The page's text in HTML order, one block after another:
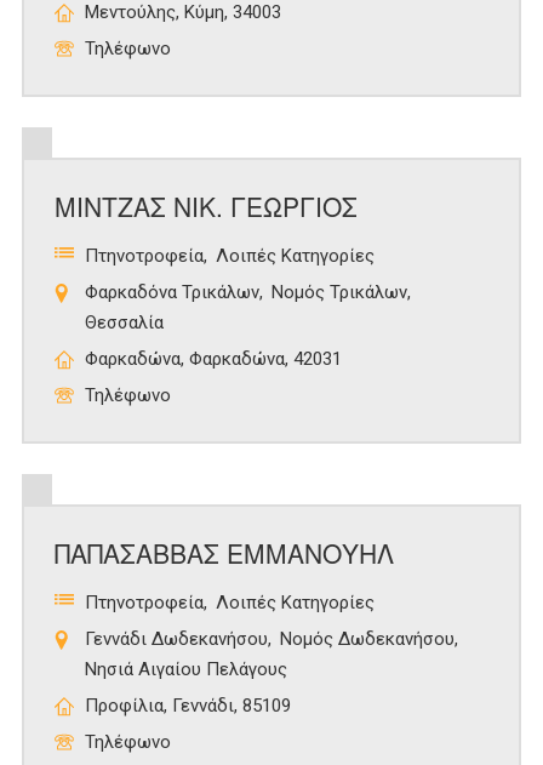
Μεντούλης, Κύμη, 34003
Τηλέφωνο
ΜΙΝΤΖΑΣ ΝΙΚ. ΓΕΩΡΓΙΟΣ
Πτηνοτροφεία Λοιπές Κατηγορίες
Φαρκαδόνα Τρικάλων
Νομός Τρικάλων
Θεσσαλία
Φαρκαδώνα, Φαρκαδώνα, 42031
Τηλέφωνο
ΠΑΠΑΣΑΒΒΑΣ ΕΜΜΑΝΟΥΗΛ
Πτηνοτροφεία Λοιπές Κατηγορίες
Γεννάδι Δωδεκανήσου
Νομός Δωδεκανήσου
Νησιά Αιγαίου Πελάγους
Προφίλια, Γεννάδι, 85109
Τηλέφωνο